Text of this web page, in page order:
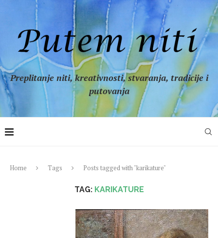
Preplitanje niti, kreativnosti, stvaranja, tradicije i
putovanja
Home Tags Posts tagged with "karikature"
TAG: KARIKATURE